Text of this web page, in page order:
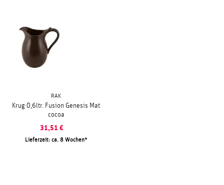
RAK
Krug 0,6ltr. Fusion Genesis Mat
cocoa
31,51 €
Lieferzeit: ca. 8 Wochen